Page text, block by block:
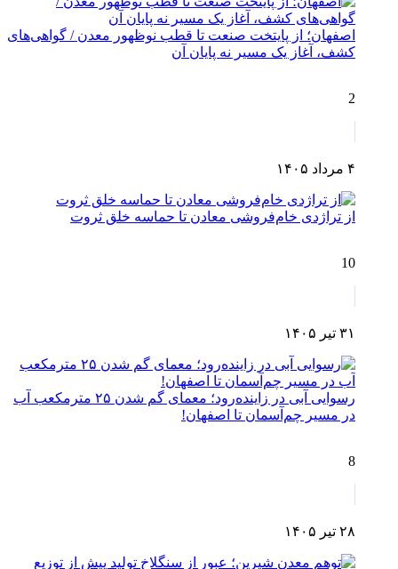
اصفهان؛ از پایتخت صنعت تا قطب نوظهور معدن / گواهی‌های
کشف، آغاز یک مسیر نه پایان آن
2
۴ مرداد ۱۴۰۵
از تراژدی خام‌فروشی معادن تا حماسه خلق ثروت
10
۳۱ تیر ۱۴۰۵
رسوایی آبی در زاینده‌رود؛ معمای گم شدن ۲۵ مترمکعب آب
در مسیر چم‌آسمان تا اصفهان!
8
۲۸ تیر ۱۴۰۵